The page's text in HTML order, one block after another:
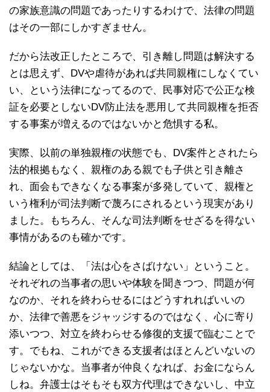
の家族意識の問題であったりするわけで、法律の問題
はその一部にしかすぎません。
だから法改正したところで、引き離し問題は解決する
とは思えず、DVや虐待があれば共同親権にしなくてい
い、という法律になってるので、民事対応で公正な検
証を必要としないDV防止法を悪用して共同親権を拒否
する事案が増えるのではないかと危惧する私。
実際、以前の単独親権の状態でも、DV案件とされたら
法的根拠もなく、親権のある親でも子供と引き離さ
れ、面会もできなくなる事案が多発していて、親権と
いう権利が司法判断で蔑ろにされるという現実があり
ました。もちろん、そんな司法判断をせざるを得ない
事情があるのも確かです。
結論としては、「法は心をさばけない」ということ。
それぞれの当事者の思いや体験を聞きつつ、問題が何
なのか、それを終わらせるにはどうすれればいいの
か、法律で善悪をジャッジするのではなく、心に寄り
添いつつ、対立を終わらせる修復的支援で臨むことで
す。でもね、これができる支援者はほとんどいないの
じゃないかな。当事者が仲良くなれば、お金にならん
しね。弁護士はそもそも双方代理はできないし、中立